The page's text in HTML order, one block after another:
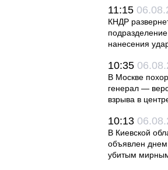
11:15
КНДР
нанесения
10:35
В Москве
генерал —
взрыва в
10:13
В Киевской
объявлен
убитым